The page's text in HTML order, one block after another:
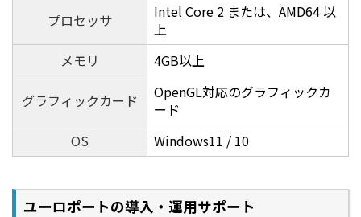
プロセッサ
Intel Core 2 または、AMD64 以
上
メモリ
4GB以上
グラフィックカード
OpenGL対応のグラフィックカ
ード
OS
Windows11 / 10
ユーロポートの導入・運用サポート